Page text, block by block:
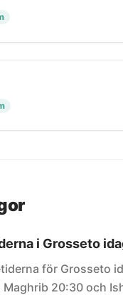
i Grosseto
för Grosseto
Maghrib 20:30 och